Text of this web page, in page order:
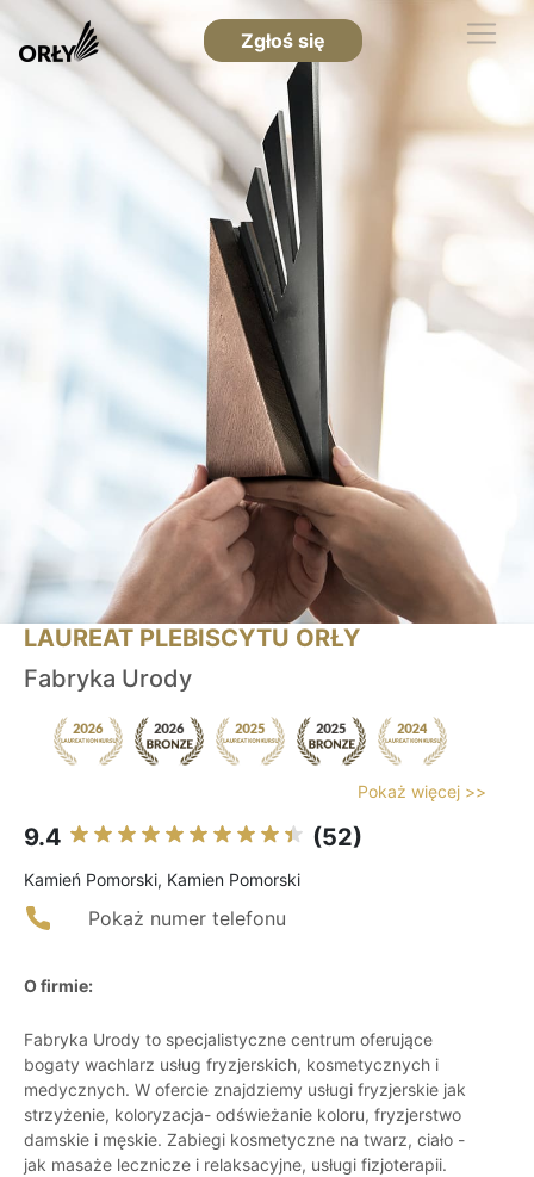
Zgłoś się
LAUREAT PLEBISCYTU ORŁY
Fabryka Urody
Pokaż więcej >>
9.4 (52)
Kamień Pomorski, Kamien Pomorski
Pokaż numer telefonu
O firmie:
Fabryka Urody to specjalistyczne centrum oferujące
bogaty wachlarz usług fryzjerskich, kosmetycznych i
medycznych. W ofercie znajdziemy usługi fryzjerskie jak
strzyżenie, koloryzacja- odświeżanie koloru, fryzjerstwo
damskie i męskie. Zabiegi kosmetyczne na twarz, ciało -
jak masaże lecznicze i relaksacyjne, usługi fizjoterapii.